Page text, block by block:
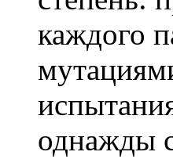
каждого
однажды